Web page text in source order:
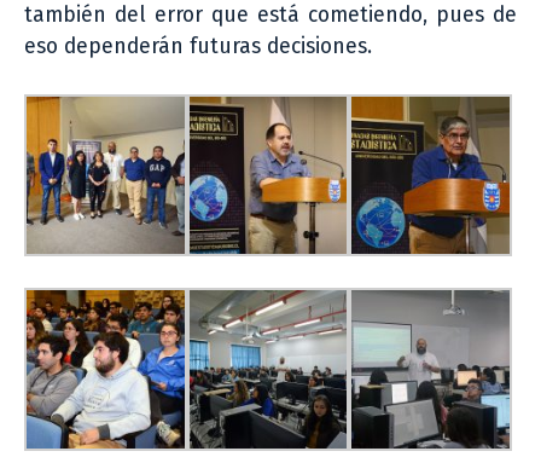
también del error que está cometiendo, pues de
eso dependerán futuras decisiones.